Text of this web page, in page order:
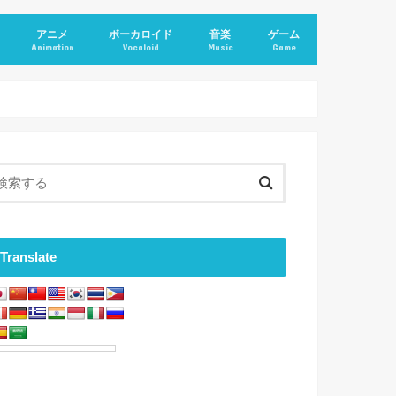
アニメ
Animation
ボーカロイド
Vocaloid
音楽
Music
ゲーム
Game
Translate